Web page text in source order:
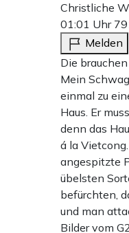
Christliche
01:01 Uhr
Melden
Die
Mein
einmal zu
Haus. Er
denn das
á la
angespitzte
übelsten
befürchten,
und man
Bilder vom